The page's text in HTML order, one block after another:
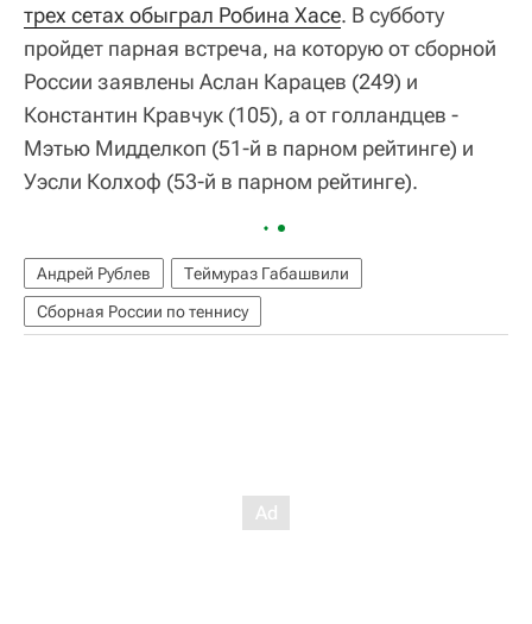
трех сетах обыграл Робина Хасе. В субботу
пройдет парная встреча, на которую от сборной
России заявлены Аслан Карацев (249) и
Константин Кравчук (105), а от голландцев -
Мэтью Мидделкоп (51-й в парном рейтинге) и
Уэсли Колхоф (53-й в парном рейтинге).
Андрей Рублев
Теймураз Габашвили
Сборная России по теннису